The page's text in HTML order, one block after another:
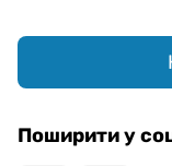
Поширити у